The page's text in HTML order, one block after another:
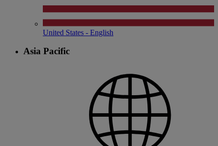
United States - English
Asia Pacific